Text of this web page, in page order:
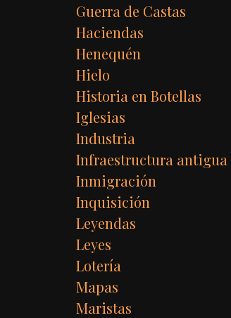
Guerra de Castas
Haciendas
Henequén
Hielo
Historia en Botellas
Iglesias
Industria
Infraestructura antigua
Inmigración
Inquisición
Leyendas
Leyes
Lotería
Mapas
Maristas